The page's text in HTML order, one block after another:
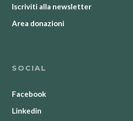
Iscriviti alla newsletter
Area donazioni
SOCIAL
Facebook
Linkedin